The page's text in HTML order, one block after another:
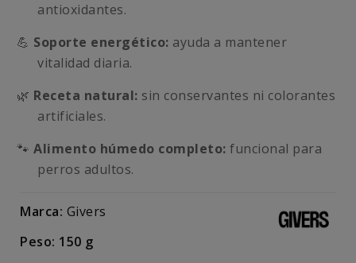
antioxidantes.
💪 Soporte energético: ayuda a mantener
vitalidad diaria.
🌿 Receta natural: sin conservantes ni colorantes
artificiales.
🐾 Alimento húmedo completo: funcional para
perros adultos.
Marca: Givers
Peso: 150 g